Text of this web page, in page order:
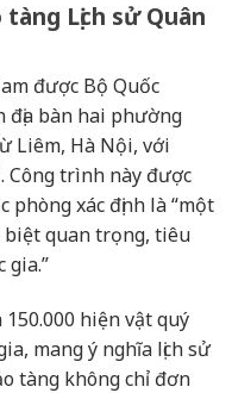
Lịch sử Quân
được Bộ Quốc
địa bàn hai phường
Liêm, Hà Nội, với
Công trình này được
phòng xác định là “một
biệt quan trọng, tiêu
gia.”
hiện vật quý
mang ý nghĩa lịch sử
tàng không chỉ đơn